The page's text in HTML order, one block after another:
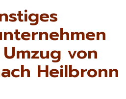
von
Heilbronn